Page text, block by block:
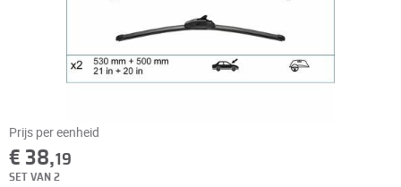
Prijs per eenheid
€ 38,19
SET VAN 2